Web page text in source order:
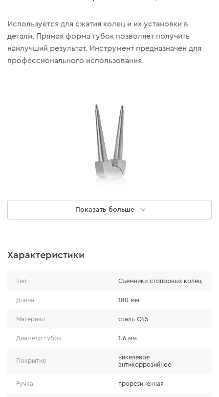
Используется для сжатия колец и их установки в
детали. Прямая форма губок позволяет получить
наилучший результат. Инструмент предназначен для
профессионального использования.
- изготовлен из прочной стали марки С45;
Показать больше
Характеристики
Тип Съемники стопорных колец
Длина 180 мм
Материал сталь С45
Диаметр губок 1.6 мм
Покрытие
никелевое
антикоррозийное
Ручка прорезиненная